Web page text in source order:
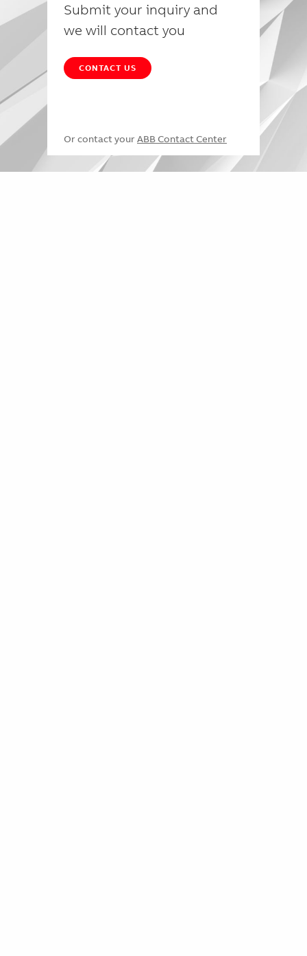
Submit your inquiry and
we will contact you
CONTACT US
Or contact your ABB Contact Center